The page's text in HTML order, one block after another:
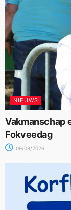
NIEUWS
Vakmanschap
Fokveedag
09/08/2026